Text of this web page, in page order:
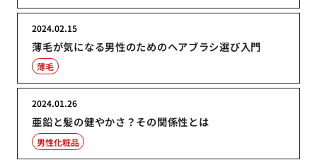
薄毛が気になる男性のためのヘアブラシ選び入門
2024.02.15
薄毛
亜鉛と髪の健やかさ？その関係性とは
2024.01.26
男性化粧品